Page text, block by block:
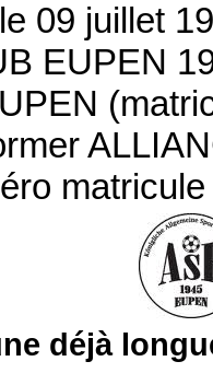
09 juillet
EUPEN
déjà